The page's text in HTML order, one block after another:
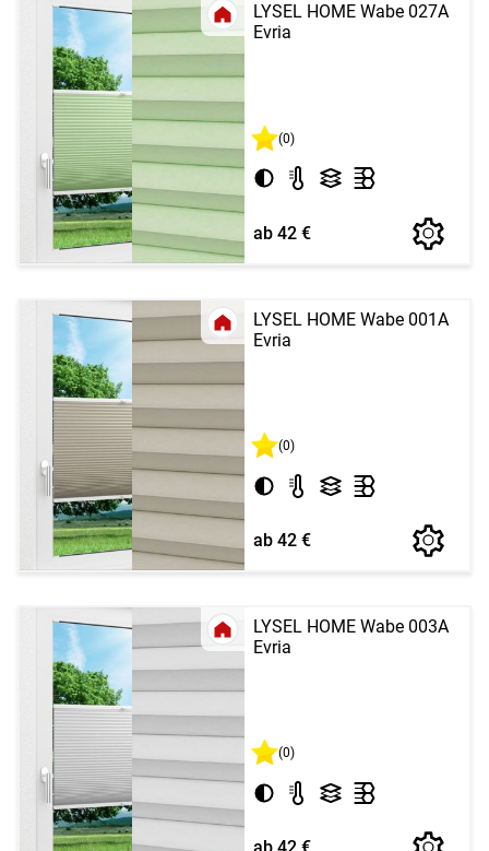
LYSEL HOME Wabe 027A
Evria
(0)
ab 42 €
LYSEL HOME Wabe 001A
Evria
(0)
ab 42 €
LYSEL HOME Wabe 003A
Evria
(0)